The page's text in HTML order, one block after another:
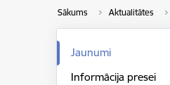
Sākums Aktualitātes
Jaunumi
Informācija presei